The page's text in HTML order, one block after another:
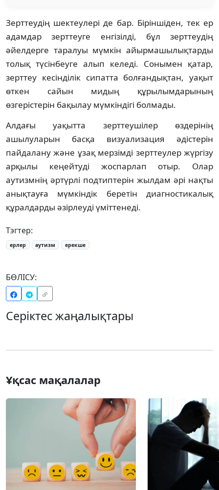
Зерттеудің шектеулері де бар. Біріншіден, тек ер
адамдар зерттеуге енгізілді, бұл зерттеудің
әйелдерге таралуы мүмкін айырмашылықтарды
толық түсінбеуге алып келеді. Сонымен қатар,
зерттеу кесінділік сипатта болғандықтан, уақыт
өткен сайын мидың құрылымдарының
өзгерістерін бақылау мүмкіндігі болмады.
Алдағы уақытта зерттеушілер өздерінің
ашылуларын басқа визуализация әдістерін
пайдалану және ұзақ мерзімді зерттеулер жүргізу
арқылы кеңейтуді жоспарлап отыр. Олар
аутизмнің әртүрлі подтиптерін жылдам әрі нақты
анықтауға мүмкіндік беретін диагностикалық
құралдарды әзірлеуді үміттенеді.
Тэгтер:
ерлер аутизм ерекше
БӨЛІСУ:
Серіктес жаңалықтары
Ұқсас мақалалар